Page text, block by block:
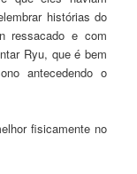
histórias do
ressacado e com
Ryu, que é bem
antecedendo o
fisicamente no